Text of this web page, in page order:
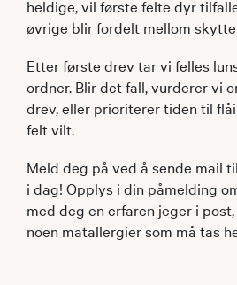
heldige, vil første felte dyr
øvrige blir fordelt mellom
Etter første drev tar vi felles
ordner. Blir det fall, vurderer vi
drev, eller prioriterer tiden til
felt vilt.
Meld deg på ved å sende mail
i dag! Opplys i din påmelding
med deg en erfaren jeger i
noen matallergier som må tas